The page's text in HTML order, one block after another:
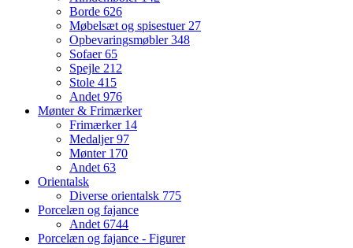
Borde 626
Møbelsæt og spisestuer 27
Opbevaringsmøbler348
Sofaer65
Spejle 212
Stole 415
Andet 976
Mønter & Frimærker
Frimærker 14
Medaljer97
Mønter 170
Andet 63
Orientalsk
Diverse orientalsk 775
Porcelæn og fajance
Andet 6744
Porcelæn og fajance - Figurer